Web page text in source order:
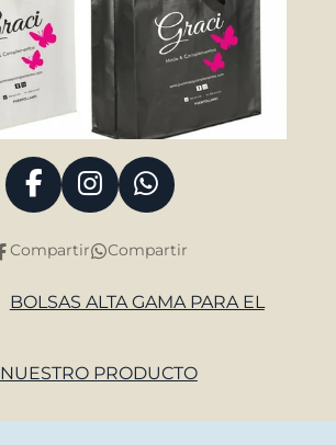
F
a
c
b
k
I
n
s
a
a
W
h
a
s
p
Compartir Compartir
BOLSAS ALTA GAMA PARA EL
NUESTRO PRODUCTO